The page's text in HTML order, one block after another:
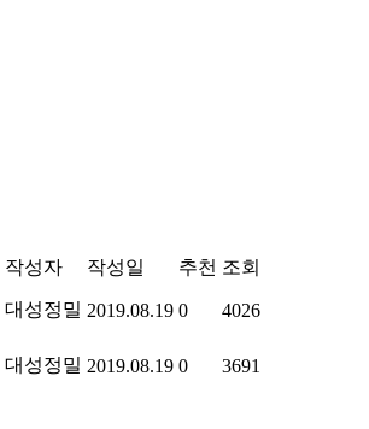
작성자 작성일 추천 조회
대성정밀 2019.08.19 0 4026
대성정밀 2019.08.19 0 3691